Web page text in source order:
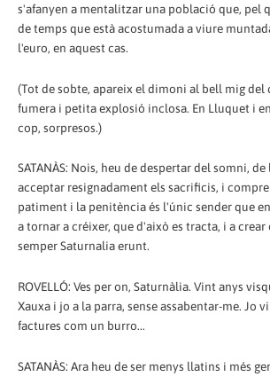
s'afanyen a mentalitzar una població que, pel
de temps que està acostumada a viure
l'euro, en aquest cas.
(Tot de sobte, apareix el dimoni al bell mig del
fumera i petita explosió inclosa. En Lluquet i
cop, sorpresos.)
SATANÀS: Nois, heu de despertar del somni, de
acceptar resignadament els sacrificis, i
patiment i la penitència és l'únic sender que
a tornar a créixer, que d'això es tracta, i a
semper Saturnalia erunt.
ROVELLÓ: Ves per on, Saturnàlia. Vint anys
Xauxa i jo a la parra, sense assabentar-me. Jo
factures com un burro...
SATANÀS: Ara heu de ser menys llatins i més